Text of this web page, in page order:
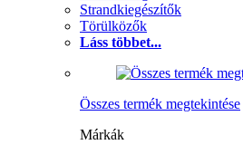
Strandkiegészítők
Törülközők
Láss többet...
Összes termék megtekintése
Márkák